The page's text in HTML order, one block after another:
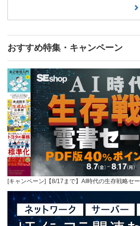
おすすめ特集・キャンペーン
[キャンペーン]【8/17まで】AI時代の生存戦略セ